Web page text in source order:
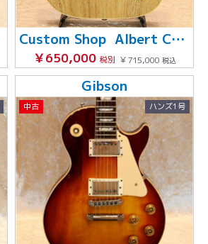
Custom Shop Albert Collins Telecaster
￥650,000 税別 ￥715,000 税込
Gibson
中古 ハンズ1号